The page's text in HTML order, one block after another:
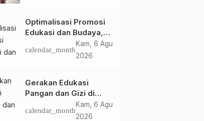
Optimalisasi Promosi
Edukasi dan Budaya,
Anjungan Provinsi
Sulawesi Barat Perkuat
TMII
calendar_month
Kam, 6 Agu
2026
Gerakan Edukasi
Pangan dan Gizi di
Mamasa: Tingkatkan
Pengetahuan dan
calendar_month
Kam, 6 Agu
2026